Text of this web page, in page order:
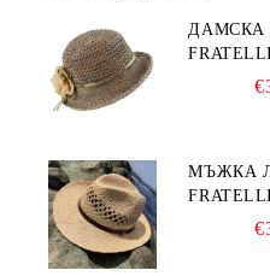
ДАМСКА
МЪЖКА